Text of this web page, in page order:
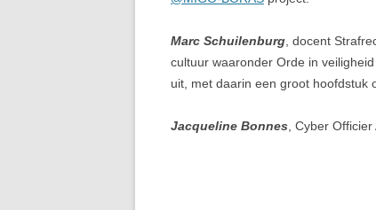
Marc Schuilenburg , docent
cultuur waaronder Orde in
uit, met daarin een groot hoofdstuk
Jacqueline Bonnes , Cyber